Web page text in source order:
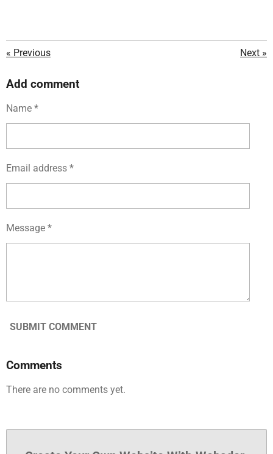
« Previous Next »
Add comment
Name *
Email address *
Message *
SUBMIT COMMENT
Comments
There are no comments yet.